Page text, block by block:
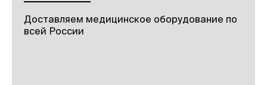
Доставляем медицинское оборудование по
всей России